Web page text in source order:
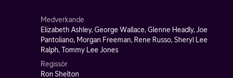
Medverkande
Elizabeth Ashley, George Wallace, Glenne Headly, Joe
Pantoliano, Morgan Freeman, Rene Russo, Sheryl Lee
Ralph, Tommy Lee Jones
Regissör
Ron Shelton